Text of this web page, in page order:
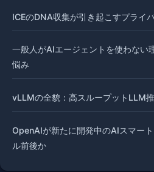
ICEのDNA収集が引き起こすプライ
一般人がAIエージェントを使わない
悩み
vLLMの全貌：高スループットLLM
OpenAIが新たに開発中のAIスマー
ル前後か